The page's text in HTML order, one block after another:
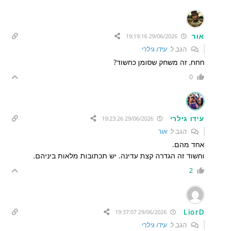
אור
הגב לעידו גילרי
חחח, זה משחק שסומן כחשוד?
0
עידו גילרי 29/06/2026 19:23:26
הגב לאור
אחד מהם.
וחשוד זה הגדרה קצת עדינה. יש תכתובות מלאות ביניהם.
2
LiorD
הגב לעידו גילרי